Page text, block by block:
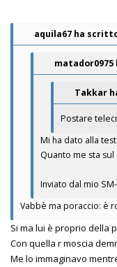
aquila67 ha
matador0975
Takkar
Postare
Mi ha dato alla
Quanto me sta
Inviato dal mio
Vabbè ma poraccio: è
Si ma lui è proprio della
Con quella r moscia
Me lo immaginavo